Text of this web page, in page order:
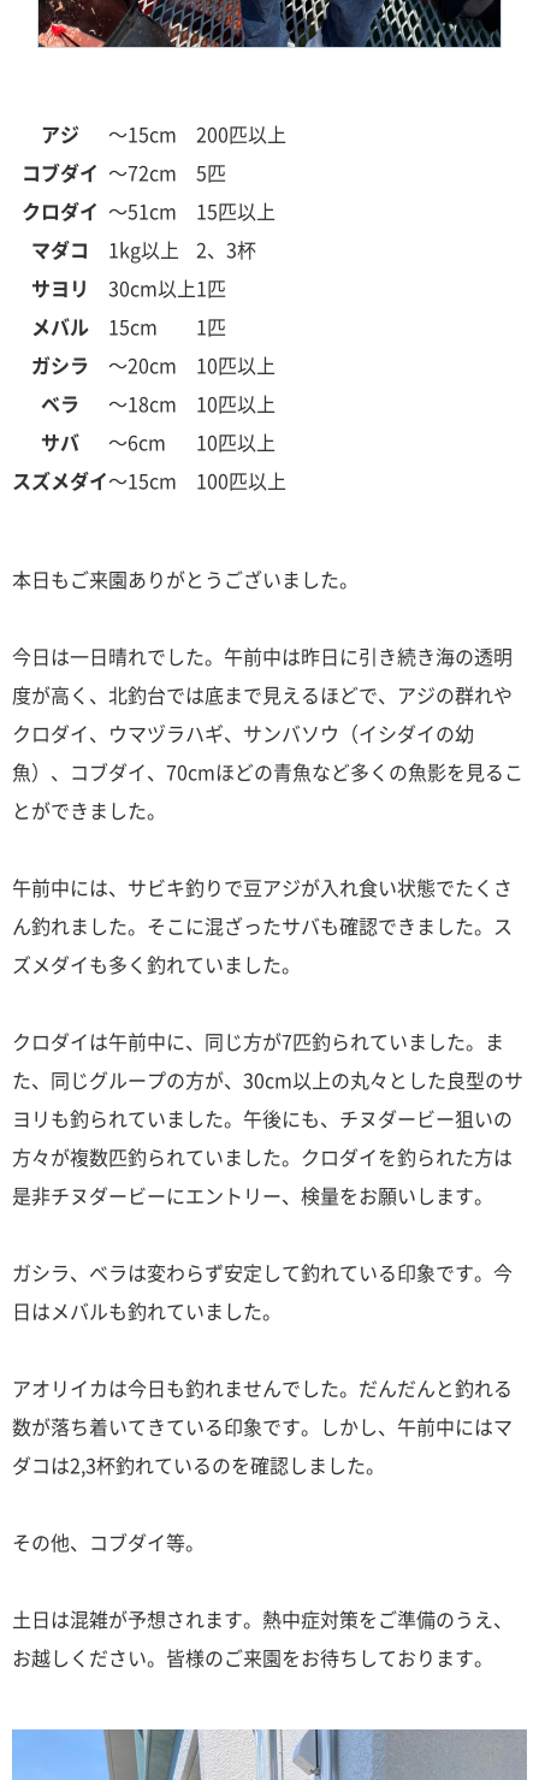
アジ ～15cm
200匹以上
コブダイ ～72cm
5匹
クロダイ ～51cm
15匹以上
マダコ
1kg以上
2、3杯
サヨリ
30cm以上1匹
メバル
15cm
1匹
ガシラ
～20cm
10匹以上
ベラ
～18cm
10匹以上
サバ
～6cm
10匹以上
スズメダイ～15cm 100匹以上
本日もご来園ありがとうございました。
今日は一日晴れでした。午前中は昨日に引き続き海の透明
度が高く、北釣台では底まで見えるほどで、アジの群れや
クロダイ、ウマヅラハギ、サンバソウ（イシダイの幼
魚）、コブダイ、70cmほどの青魚など多くの魚影を見るこ
とができました。
午前中には、サビキ釣りで豆アジが入れ食い状態でたくさ
ん釣れました。そこに混ざったサバも確認できました。ス
ズメダイも多く釣れていました。
クロダイは午前中に、同じ方が7匹釣られていました。ま
た、同じグループの方が、30cm以上の丸々とした良型のサ
ヨリも釣られていました。午後にも、チヌダービー狙いの
方々が複数匹釣られていました。クロダイを釣られた方は
是非チヌダービーにエントリー、検量をお願いします。
ガシラ、ベラは変わらず安定して釣れている印象です。今
日はメバルも釣れていました。
アオリイカは今日も釣れませんでした。だんだんと釣れる
数が落ち着いてきている印象です。しかし、午前中にはマ
ダコは2,3杯釣れているのを確認しました。
その他、コブダイ等。
土日は混雑が予想されます。熱中症対策をご準備のうえ、
お越しください。皆様のご来園をお待ちしております。